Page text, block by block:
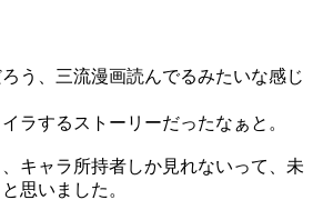
う、三流漫画読んでるみたいな感じ
ラするストーリーだったなぁと。
キャラ所持者しか見れないって、未
思いました。